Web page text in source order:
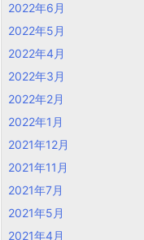
2022年6月
2022年5月
2022年4月
2022年3月
2022年2月
2022年1月
2021年12月
2021年11月
2021年7月
2021年5月
2021年4月